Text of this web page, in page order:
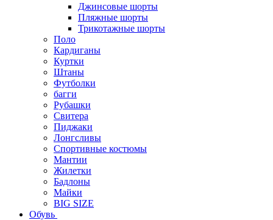
Джинсовые шорты
Пляжные шорты
Трикотажные шорты
Поло
Кардиганы
Куртки
Штаны
Футболки
багги
Рубашки
Свитера
Пиджаки
Лонгсливы
Спортивные костюмы
Мантии
Жилетки
Бадлоны
Майки
BIG SIZE
Обувь